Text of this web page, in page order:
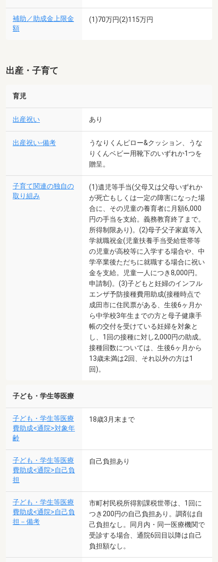
補助／助成金上限金
額
(1)70万円(2)115万円
出産・子育て
育児
出産祝い あり
出産祝い-備考
うなりくんピロー&クッション、うな
りくんベビー用靴下のいずれか1つを
贈呈。
子育て関連の独自の
取り組み
(1)遺児等手当(父母又は父母いずれか
が死亡もしくは一定の障害になった場
合に、その児童の養育者に月額6,000
円の手当を支給。義務教育終了まで。
所得制限あり)。(2)母子父子家庭等入
学就職祝金(児童扶養手当受給世帯等
の児童が高校等に入学する場合や、中
学卒業後ただちに就職する場合に祝い
金を支給。児童一人につき8,000円。
申請制)。(3)子どもと妊婦のインフル
エンザ予防接種費用助成(接種時点で
成田市に住民票がある、生後6ヶ月か
ら中学校3年生までの方と母子健康手
帳の交付を受けている妊婦を対象と
し、1回の接種に対し2,000円の助成。
接種回数については、生後6ヶ月から
13歳未満は2回、それ以外の方は1
回)。
子ども・学生等医療
子ども・学生等医療
費助成<通院>対象年
齢
18歳3月末まで
子ども・学生等医療
費助成<通院>自己負
担
自己負担あり
子ども・学生等医療
費助成<通院>自己負
担－備考
市町村民税所得割課税世帯は、1回に
つき200円の自己負担あり。調剤は自
己負担なし。同月内・同一医療機関で
受診する場合、通院6回目以降は自己
負担額なし。